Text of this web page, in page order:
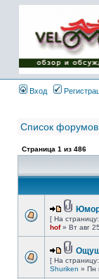
Имя
Пароль:
{
}
Вход
Список форумов
Страница 1 из 486
[ На страницу:
hof» Вт авг
[ На страницу:
Shuriken » Пн